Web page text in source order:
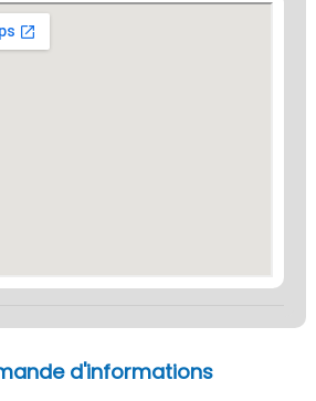
d'informations